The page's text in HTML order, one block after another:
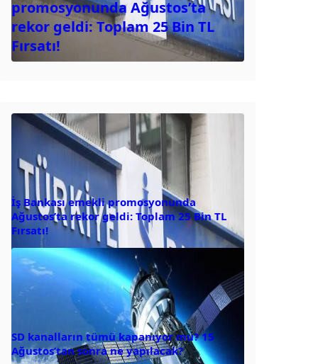
promosyonunda Ağustos’ta
rekor geldi: Toplam 25 Bin TL
Fırsatı!
İş Bankası emekli promosyonunda
Ağustos’ta rekor geldi: Toplam 25 Bin TL
Fırsatı!
SD kanalların tümü kapanıyor mu? 15
Ağustos’tan sonra ne yapılacak?